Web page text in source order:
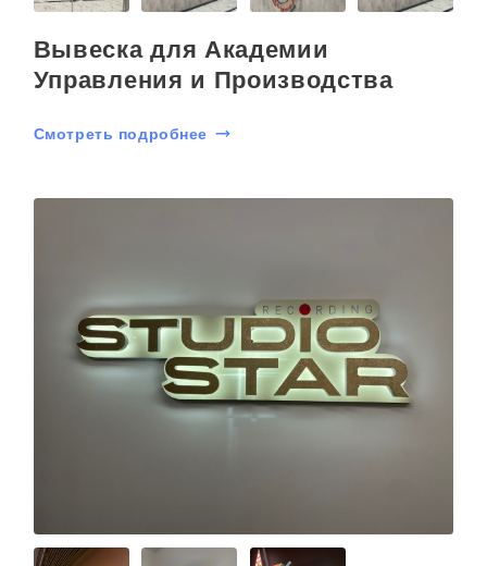
Вывеска для Академии
Управления и Производства
Смотреть подробнее